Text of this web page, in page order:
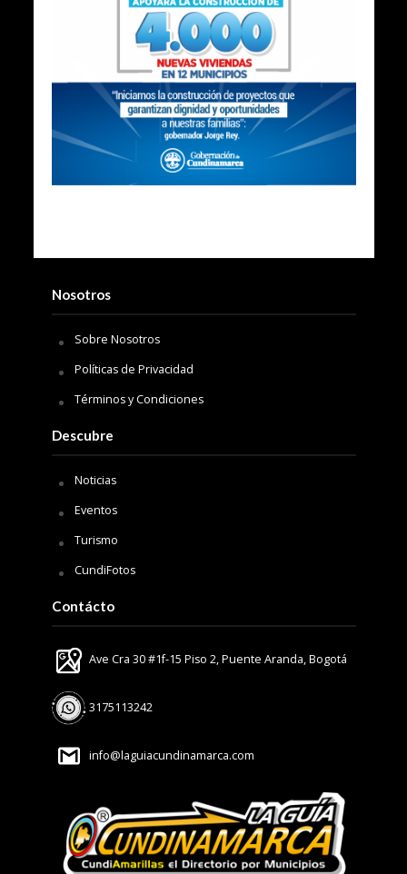
Nosotros
Sobre Nosotros
Políticas de Privacidad
Términos y Condiciones
Descubre
Noticias
Eventos
Turismo
CundiFotos
Contácto
Ave Cra 30 #1f-15 Piso 2, Puente Aranda, Bogotá
3175113242
info@laguiacundinamarca.com